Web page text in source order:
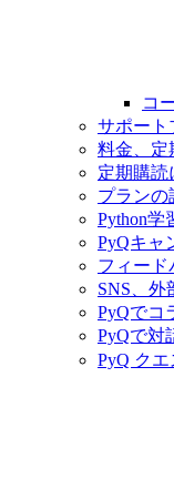
コ
サポート
料金、定
定期購読
プランの
Python学
PyQキャ
フィード
SNS、外
PyQでコ
PyQで対
PyQ ク